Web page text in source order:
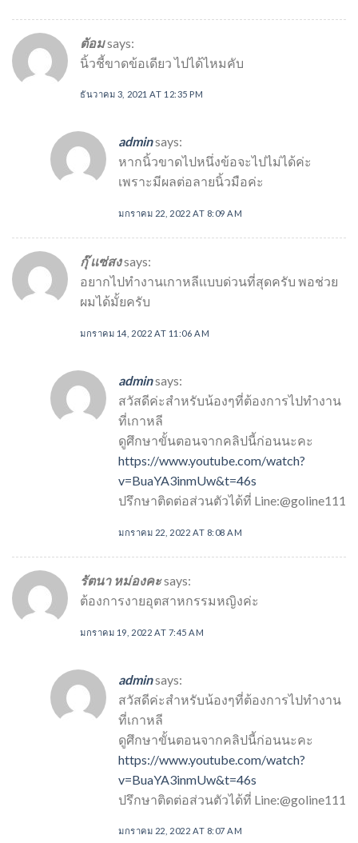
ตัอมsays:
นิ้วชี้ขาดข้อเดียว ไปได้ไหมคับ
ธันวาคม 3, 2021 AT 12:35 PM
adminsays:
หากนิ้วขาดไปหนึ่งข้อจะไปไม่ได้ค่ะ
เพราะมีผลต่อลายนิ้วมือค่ะ
มกราคม 22, 2022 AT 8:09 AM
กุ๊ เเซ่สงsays:
อยากไปทำงานเกาหลีเเบบด่วนที่สุดครับ พอช่วย
ผมได้มั้ยครับ
มกราคม 14, 2022 AT 11:06 AM
adminsays:
สวัสดีค่ะสำหรับน้องๆที่ต้องการไปทำงาน
ที่เกาหลี
ดูศึกษาขั้นตอนจากคลิปนี้ก่อนนะคะ
https://www.youtube.com/watch?
v=BuaYA3inmUw&t=46s
ปรึกษาติดต่อส่วนตัวได้ที่ Line:@goline111
มกราคม 22, 2022 AT 8:08 AM
รัตนา หม่องคะsays:
ต้องการงายอุตสาหกรรมหญิงค่ะ
มกราคม 19, 2022 AT 7:45 AM
adminsays:
สวัสดีค่ะสำหรับน้องๆที่ต้องการไปทำงาน
ที่เกาหลี
ดูศึกษาขั้นตอนจากคลิปนี้ก่อนนะคะ
https://www.youtube.com/watch?
v=BuaYA3inmUw&t=46s
ปรึกษาติดต่อส่วนตัวได้ที่ Line:@goline111
มกราคม 22, 2022 AT 8:07 AM